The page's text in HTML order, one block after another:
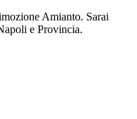
Amianto. Sarai
e Provincia.